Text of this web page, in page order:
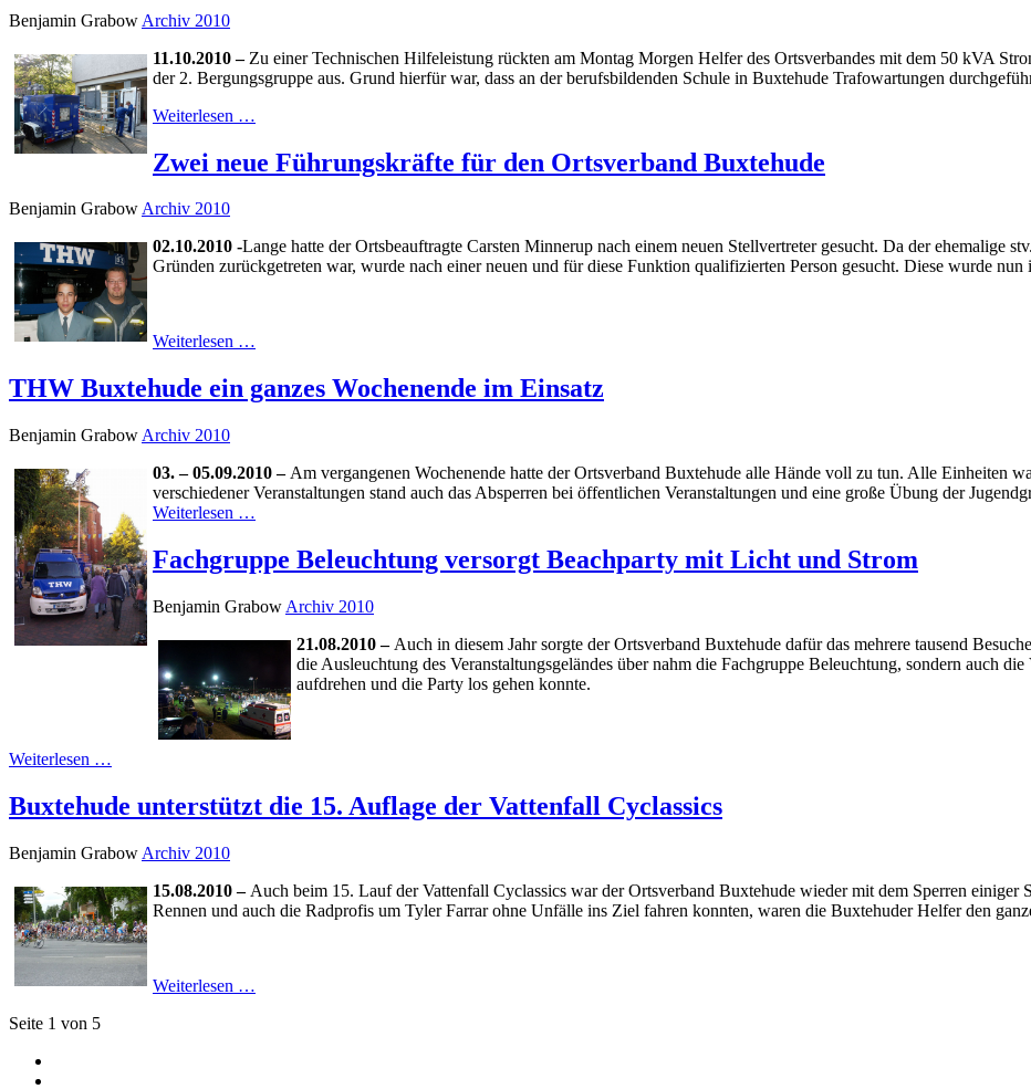
Benjamin Grabow Archiv 2010
11.10.2010 – Zu einer Technischen Hilfeleistung rückten am Montag Morgen Helfer des Ortsverbandes mit dem 50 kVA
der 2. Bergungsgruppe aus. Grund hierfür war, dass an der berufsbildenden Schule in Buxtehude Trafowartungen
Weiterlesen …
Zwei neue Führungskräfte für den Ortsverband Buxtehude
Benjamin GrabowArchiv 2010
02.10.2010 -Lange hatte der Ortsbeauftragte Carsten Minnerup nach einem neuen Stellvertreter gesucht. Da der ehemalige
Gründen zurückgetreten war, wurde nach einer neuen und für diese Funktion qualifizierten Person gesucht. Diese wurde nun
Weiterlesen …
THW Buxtehude ein ganzes Wochenende im Einsatz
Benjamin Grabow Archiv 2010
03. – 05.09.2010 – Am vergangenen Wochenende hatte der Ortsverband Buxtehude alle Hände voll zu tun. Alle Einheiten
verschiedener Veranstaltungen stand auch das Absperren bei öffentlichen Veranstaltungen und eine große Übung der
Weiterlesen …
Fachgruppe Beleuchtung versorgt Beachparty mit Licht und Strom
Benjamin Grabow Archiv 2010
21.08.2010 – Auch in diesem Jahr sorgte der Ortsverband Buxtehude dafür das mehrere tausend
die Ausleuchtung des Veranstaltungsgeländes über nahm die Fachgruppe Beleuchtung, sondern auch
aufdrehen und die Party los gehen konnte.
Weiterlesen …
Buxtehude unterstützt die 15. Auflage der Vattenfall Cyclassics
Benjamin Grabow Archiv 2010
15.08.2010 – Auch beim 15. Lauf der Vattenfall Cyclassics war der Ortsverband Buxtehude wieder mit dem Sperren einiger
Rennen und auch die Radprofis um Tyler Farrar ohne Unfälle ins Ziel fahren konnten, waren die Buxtehuder Helfer den
Weiterlesen …
Seite 1 von 5